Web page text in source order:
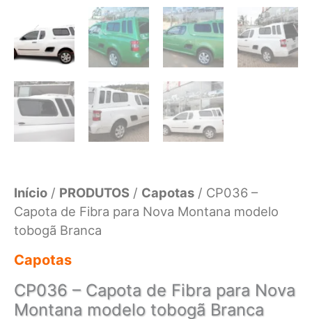
Início / PRODUTOS / Capotas / CP036 –
Capota de Fibra para Nova Montana modelo
tobogã Branca
Capotas
CP036 – Capota de Fibra para Nova
Montana modelo tobogã Branca